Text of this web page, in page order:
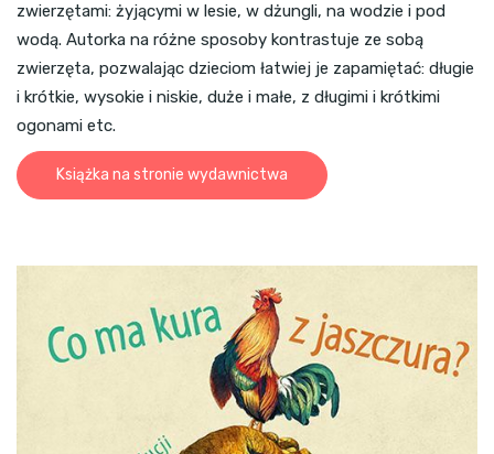
zwierzętami: żyjącymi w lesie, w dżungli, na wodzie i pod
wodą. Autorka na różne sposoby kontrastuje ze sobą
zwierzęta, pozwalając dzieciom łatwiej je zapamiętać: długie
i krótkie, wysokie i niskie, duże i małe, z długimi i krótkimi
ogonami etc.
Książka na stronie wydawnictwa